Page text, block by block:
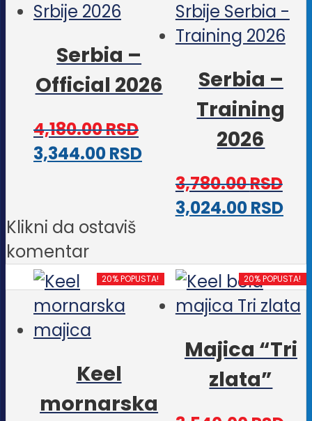
mogu
biti
izabrane
na
stranici
proizvoda.
na
Serbia –
Official 2026
4,180.00RSD
3,344.00RSDOvaj
proizvod
Opcije
mogu
izabrane
stranici
Serbia –
Training
2026
3,780.00RSD
3,024.00RSD
20% POPUSTA!
Keel
mornarska
20% POPUSTA!
Majica “Tri
zlata”
Klikni da ostaviš
komentar